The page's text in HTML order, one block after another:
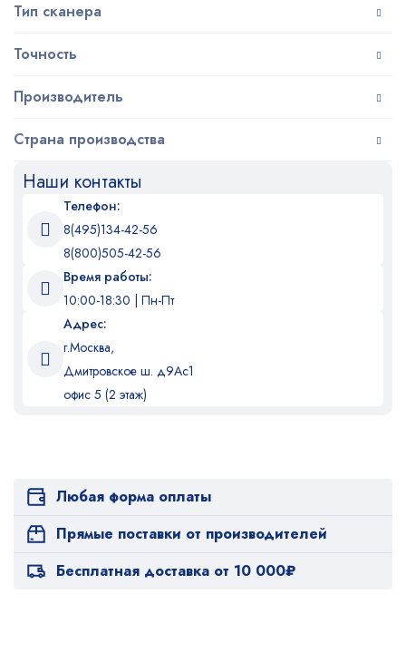
Тип сканера
Точность
Производитель
Страна производства
Наши контакты
Телефон:
8(495)134-42-56
8(800)505-42-56
Время работы:
10:00-18:30 | Пн-Пт
Адрес:
г.Москва,
Дмитровское ш. д9Ас1
офис 5 (2 этаж)
Любая форма оплаты
Прямые поставки от производителей
Бесплатная доставка от 10 000₽